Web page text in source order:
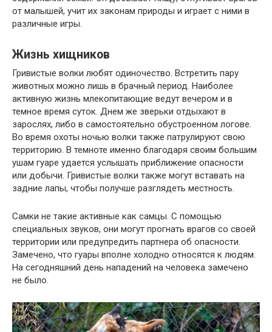
от малышей, учит их законам природы и играет с ними в
различные игры.
Жизнь хищников
Гривистые волки любят одиночество. Встретить пару
животных можно лишь в брачный период. Наиболее
активную жизнь млекопитающие ведут вечером и в
темное время суток. Днем же зверьки отдыхают в
зарослях, либо в самостоятельно обустроенном логове.
Во время охоты ночью волки также патрулируют свою
территорию. В темноте именно благодаря своим большим
ушам гуаре удается услышать приближение опасности
или добычи. Гривистые волки также могут вставать на
задние лапы, чтобы получше разглядеть местность.
Самки не такие активные как самцы. С помощью
специальных звуков, они могут прогнать врагов со своей
территории или предупредить партнера об опасности.
Замечено, что гуары вполне холодно относятся к людям.
На сегодняшний день нападений на человека замечено
не было.